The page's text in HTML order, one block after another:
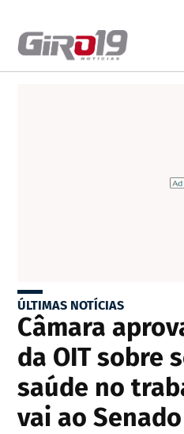
ÚLTIMAS NOTÍCIAS
Câmara
da OIT sobre
saúde no
vai ao Senado